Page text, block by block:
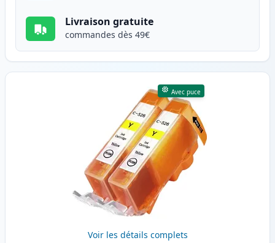
Livraison gratuite
commandes dès 49€
Avec puce
Voir les détails complets